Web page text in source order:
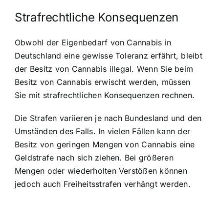
Strafrechtliche Konsequenzen
Obwohl der Eigenbedarf von Cannabis in
Deutschland eine gewisse Toleranz erfährt, bleibt
der Besitz von Cannabis illegal. Wenn Sie beim
Besitz von Cannabis erwischt werden, müssen
Sie mit strafrechtlichen Konsequenzen rechnen.
Die Strafen variieren je nach Bundesland und den
Umständen des Falls. In vielen Fällen kann der
Besitz von geringen Mengen von Cannabis eine
Geldstrafe nach sich ziehen. Bei größeren
Mengen oder wiederholten Verstößen können
jedoch auch Freiheitsstrafen verhängt werden.